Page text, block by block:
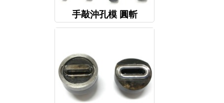
手敲沖孔模 圓斬